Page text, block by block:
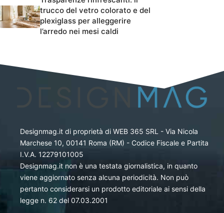
trucco del vetro colorato e del
plexiglass per alleggerire
l’arredo nei mesi caldi
Designmag.it di proprietà di WEB 365 SRL - Via Nicola
Marchese 10, 00141 Roma (RM) - Codice Fiscale e Partita
I.V.A. 12279101005
Designmag.it non è una testata giornalistica, in quanto
viene aggiornato senza alcuna periodicità. Non può
pertanto considerarsi un prodotto editoriale ai sensi della
legge n. 62 del 07.03.2001